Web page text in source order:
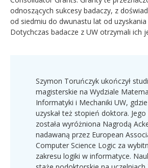
odnoszących sukcesy badaczy, z
od siedmiu do dwunastu lat od
Dotychczas badacze z UW otrzymali ich
Szymon Toruńczyk ukończył
magisterskie na Wydziale
Informatyki i Mechaniki UW,
uzyskał też stopień doktora.
została wyróżniona Nagrodą
nadawaną przez European
Computer Science Logic za
zakresu logiki w informatyce.